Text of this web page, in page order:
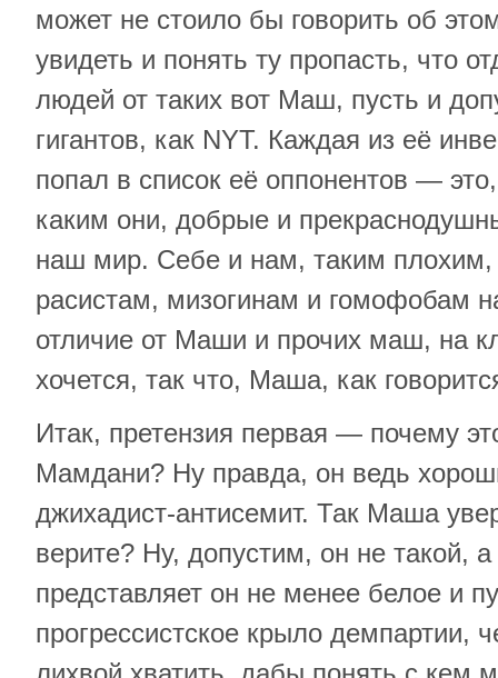
может не стоило бы говорить об
увидеть и понять ту пропасть, что
людей от таких вот Маш, пусть и
гигантов, как NYT. Каждая из её
попал в список её оппонентов —
каким они, добрые и
наш мир. Себе и нам, таким
расистам, мизогинам и гомофобам
отличие от Маши и прочих маш, на
хочется, так что, Маша, как
Итак, претензия первая — почему
Мамдани? Ну правда, он ведь
джихадист-антисемит. Так Маша
верите? Ну, допустим, он не такой,
представляет он не менее белое и
прогрессистское крыло демпартии,